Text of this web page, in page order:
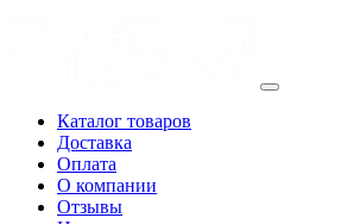
Каталог товаров
Доставка
Оплата
О компании
Отзывы